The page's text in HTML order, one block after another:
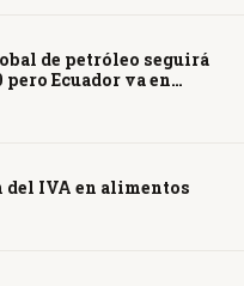
de petróleo seguirá
Ecuador va en
del IVA en alimentos